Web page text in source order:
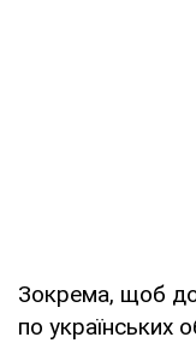
Зокрема, щоб
по українських